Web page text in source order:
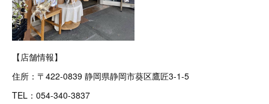
【店舗情報】
住所：〒422-0839 静岡県静岡市葵区鷹匠3-1-5
TEL：054-340-3837